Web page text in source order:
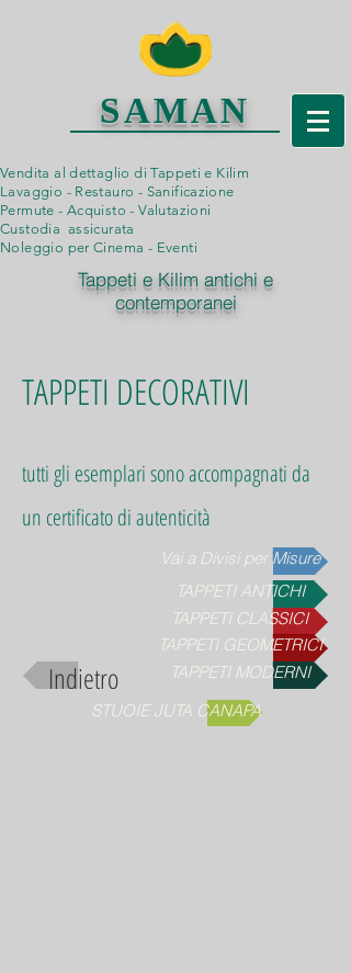
SAMAN
Vendita al dettaglio di Tappeti e Kilim
Lavaggio - Restauro - Sanificazione
Permute - Acquisto - Valutazioni
Custodia assicurata
Noleggio per Cinema - Eventi
Tappeti e Kilim antichi e
contemporanei
TAPPETI DECORATIVI
tutti gli esemplari sono accompagnati da
un certificato di autenticità
Vai a Divisi per Misure
TAPPETI ANTICHI
Indietro
TAPPETI CLASSICI
TAPPETI GEOMETRICI
TAPPETI MODERNI
STUOIE JUTA CANAPA